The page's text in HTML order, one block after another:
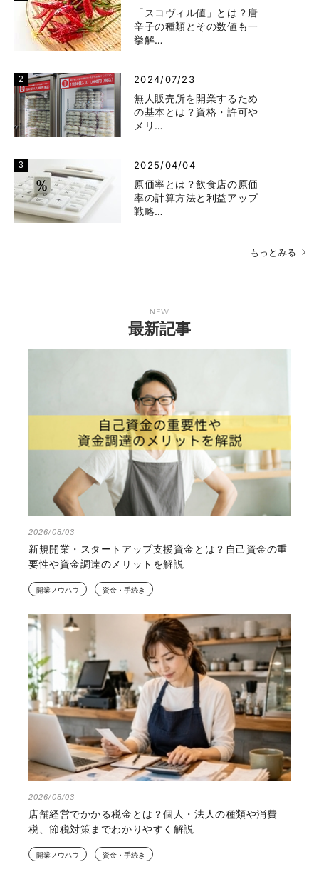
「スコヴィル値」とは？唐
辛子の種類とその数値も一
挙解…
2024/07/23
無人販売所を開業するため
の基本とは？資格・許可や
メリ…
2025/04/04
原価率とは？飲食店の原価
率の計算方法と利益アップ
戦略…
もっとみる
NEW
最新記事
2026/08/03
新規開業・スタートアップ支援資金とは？自己資金の重
要性や資金調達のメリットを解説
開業ノウハウ 資金・手続き
2026/08/03
店舗経営でかかる税金とは？個人・法人の種類や消費
税、節税対策までわかりやすく解説
開業ノウハウ 資金・手続き